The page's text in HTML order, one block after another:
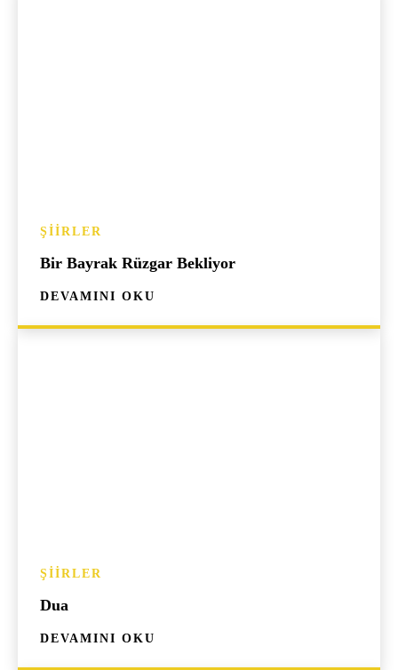
ŞIIRLER
Bir Bayrak Rüzgar Bekliyor
DEVAMINI OKU
ŞIIRLER
Dua
DEVAMINI OKU